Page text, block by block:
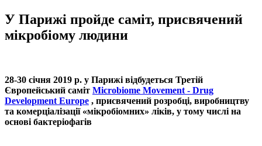
У Парижі пройде саміт, присвячений
мікробіому людини
28-30 січня 2019 р. у Парижі відбудеться Третій
Європейський саміт Microbiome Movement - Drug
Development Europe , присвячений розробці, виробництву
та комерціалізації «мікробіомних» ліків, у тому числі на
основі бактеріофагів